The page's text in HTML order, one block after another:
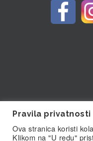
© Biolab.hr
Pravila privatnosti
Ova stranica koristi
Klikom na "U redu"